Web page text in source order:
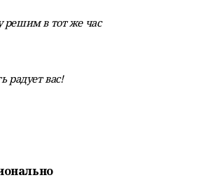
в тот же час
радует вас!